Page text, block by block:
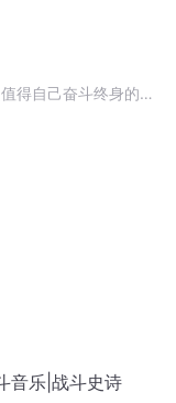
得自己奋斗终身的品
音乐|战斗史诗